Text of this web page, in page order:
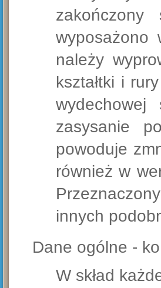
wyposażono
należy
kształtki i
wydechowej
zasysanie
powoduje
również w
innych
Dane ogólne -
W skład